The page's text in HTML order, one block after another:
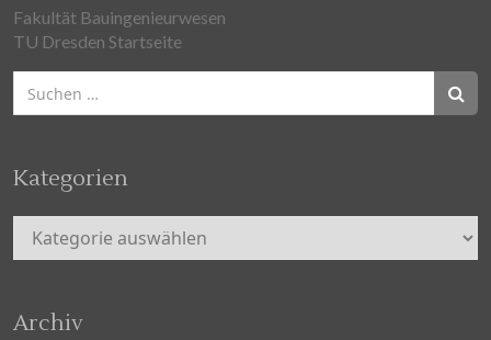
Fakultät Bauingenieurwesen
TU Dresden Startseite
nach:
Kategorien
Kategorien
Archiv